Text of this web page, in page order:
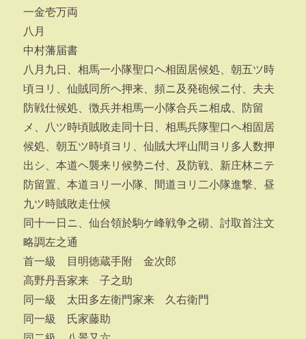
一金壱万両
八月
中村藩届書
八月九日、相馬一小隊聖口ヘ相固居候処、朝五ツ時
頃ヨリ、仙賊同所ヘ押来、頻ニ及発砲候ニ付、夫夫
防戦仕候処、徴兵并相馬一小隊合兵ニ相成、防留
メ、八ツ時頃賊敗走同十日、相馬兵隊聖口ヘ相固居
候処、朝五ツ時頃ヨリ、仙賊大坪山間ヨリ多人数押
出シ、本道ヘ襲来リ候勢ニ付、及防戦、新庄林ニテ
防留置、本道ヨリ一小隊、間道ヨリ二小隊進撃、昼
九ツ時賊敗走仕候
同十一日ニ、仙台領於駒ケ峰戦争之砌、討取首注文
略調左之通
首一級 目明徳蔵手附 金次郎
高野丹吾家来 子之助
同一級 太田多左衛門家来 久右衛門
同一級 氏家藤助